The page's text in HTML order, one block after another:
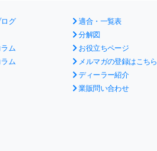
グ
ム
ム
適合・一覧表
分解図
お役立ちページ
メルマガの登録はこちら
ディーラー紹介
業販問い合わせ